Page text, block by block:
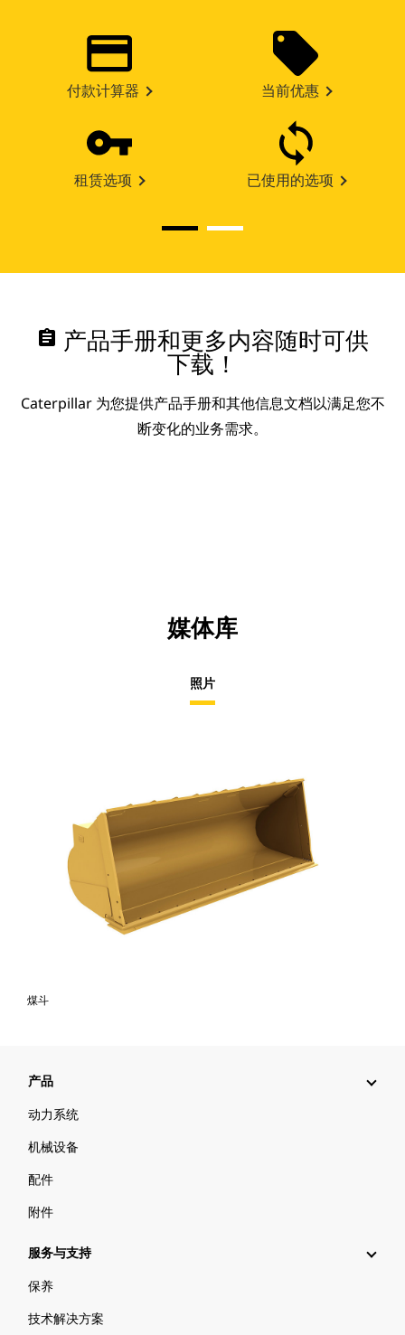
付款计算器 当前优惠
租赁选项 已使用的选项
assignment 产品手册和更多内容随时可供
下载！
Caterpillar 为您提供产品手册和其他信息文档以满足您不
断变化的业务需求。
媒体库
照片
煤斗
产品
动力系统
机械设备
配件
附件
服务与支持
保养
技术解决方案